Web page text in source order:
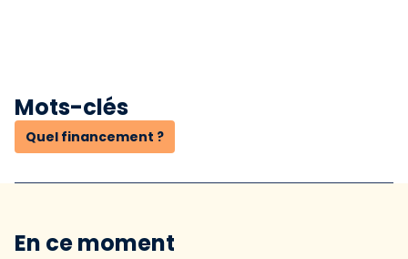
Mots-clés
Quel financement ?
En ce moment